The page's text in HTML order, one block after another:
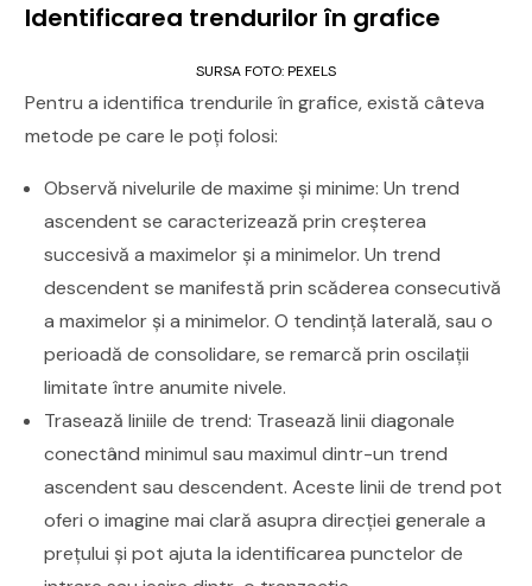
Identificarea trendurilor în grafice
SURSA FOTO: PEXELS
Pentru a identifica trendurile în grafice, există câteva
metode pe care le poți folosi:
Observă nivelurile de maxime și minime: Un trend
ascendent se caracterizează prin creșterea
succesivă a maximelor și a minimelor. Un trend
descendent se manifestă prin scăderea consecutivă
a maximelor și a minimelor. O tendință laterală, sau o
perioadă de consolidare, se remarcă prin oscilații
limitate între anumite nivele.
Trasează liniile de trend: Trasează linii diagonale
conectând minimul sau maximul dintr-un trend
ascendent sau descendent. Aceste linii de trend pot
oferi o imagine mai clară asupra direcției generale a
prețului și pot ajuta la identificarea punctelor de